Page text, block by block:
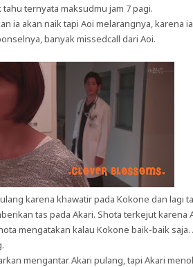
ternyata maksudmu jam 7 pagi.
ia akan naik tapi Aoi melarangnya, karena
banyak missedcall dari Aoi.
karena khawatir pada Kokone dan lagi
tas pada Akari. Shota terkejut karena
mengatakan kalau Kokone baik-baik saja.
mengantar Akari pulang, tapi Akari